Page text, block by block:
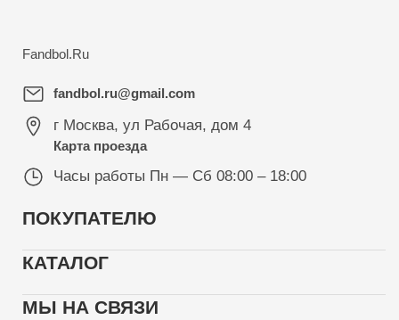
Fandbol.Ru
fandbol.ru@gmail.com
г Москва, ул Рабочая, дом 4
Карта проезда
Часы работы Пн — Сб 08:00 – 18:00
ПОКУПАТЕЛЮ
КАТАЛОГ
МЫ НА СВЯЗИ